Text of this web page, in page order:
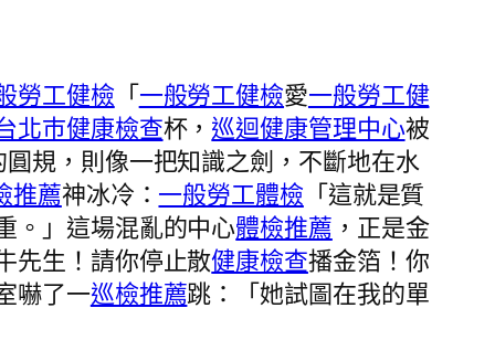
勞工健檢 「一般勞工健檢愛一般勞工健
北巿健康檢查杯， 巡迴健康管理中心被
規，則像一把知識之劍，不斷地在水
推薦神冰冷： 一般勞工體檢 「這就是質
。」這場混亂的中心體檢推薦 ，正是金
先生！請你停止散健康檢查播金箔！你
嚇了一巡檢推薦跳：「她試圖在我的單